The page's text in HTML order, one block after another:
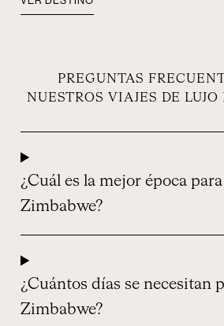
PREGUNTAS
NUESTROS VIAJES DE
¿Cuál es la mejor época
Zimbabwe?
¿Cuántos días se necesitan
Zimbabwe?